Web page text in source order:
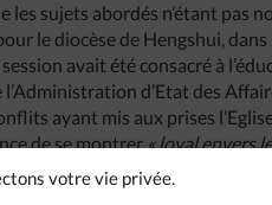
votre vie privée.
sujets abordés n’étant pas
le diocèse de Hengshui,
avait été consacré à
d’Etat des
ayant mis aux prises
de se montrer« loyal envers